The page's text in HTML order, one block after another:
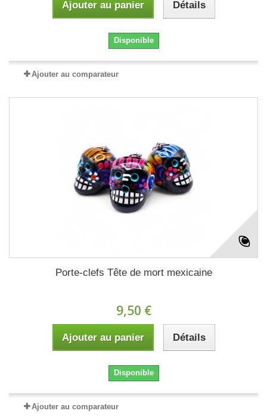
Ajouter au panier Détails
Disponible
Ajouter au comparateur
Porte-clefs Tête de mort mexicaine
9,50 €
Ajouter au panier Détails
Disponible
Ajouter au comparateur